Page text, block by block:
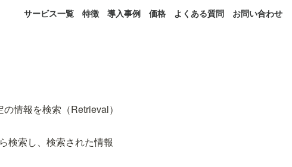
サービス一覧 特徴 導入事例 価格 よくある質問 お問い合わせ
情報を検索（Retrieval）
検索し、検索された情報